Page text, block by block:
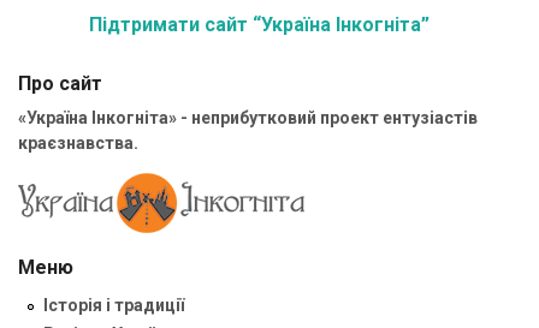
Підтримати сайт “Україна Інкогніта”
Про сайт
«Україна Інкогніта» - неприбутковий проект ентузіастів
краєзнавства.
Меню
Історія і традиції